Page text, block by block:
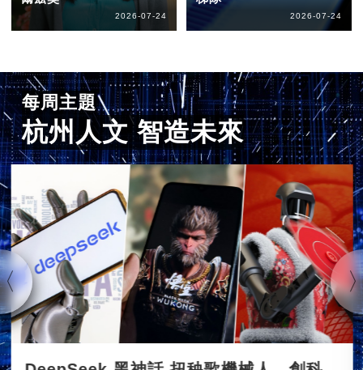
2026-07-24 2026-07-24
每周主題
杭州人文 智造未來